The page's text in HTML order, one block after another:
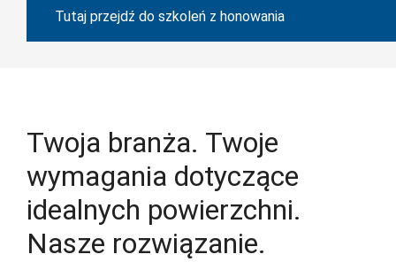
Tutaj przejdź do szkoleń z honowania
Twoja branża. Twoje
wymagania dotyczące
idealnych powierzchni.
Nasze rozwiązanie.